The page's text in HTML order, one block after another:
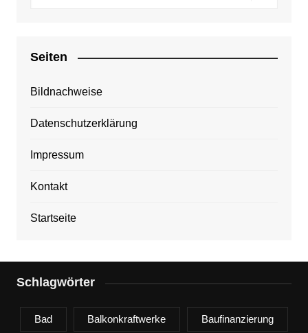
Seiten
Bildnachweise
Datenschutzerklärung
Impressum
Kontakt
Startseite
Schlagwörter
Bad Balkonkraftwerke Baufinanzierung